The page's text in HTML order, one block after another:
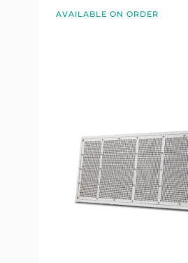
AVAILABLE ON ORDER